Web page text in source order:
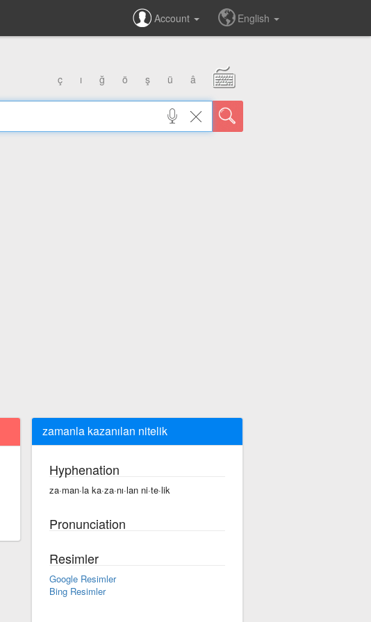
Account English
ç ı ğ ö ş ü â
zamanla kazanılan nitelik
Hyphenation
za·man·la ka·za·nı·lan ni·te·lik
Pronunciation
Resimler
Google Resimler
Bing Resimler